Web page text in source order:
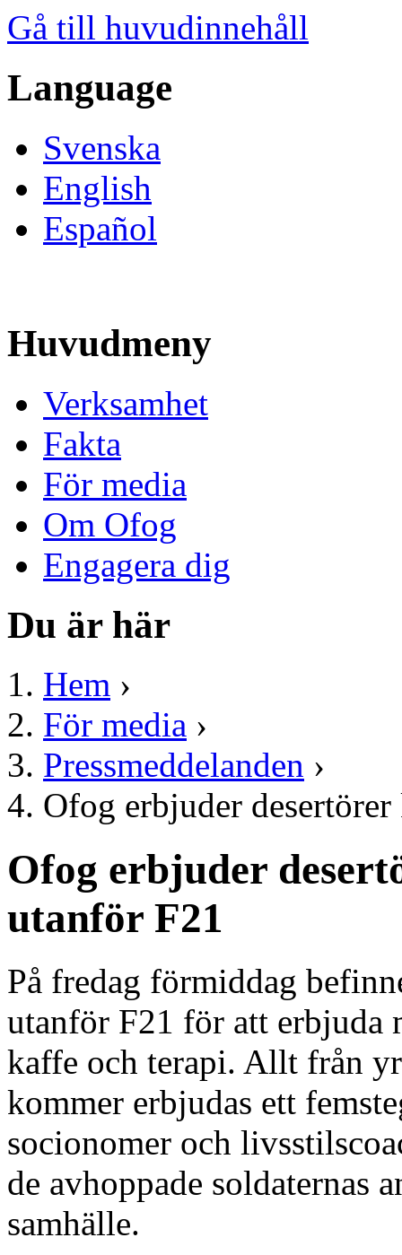
Gå till huvudinnehåll
Language
Svenska
English
Español
Huvudmeny
Verksamhet
Fakta
För media
Om Ofog
Engagera dig
Du är här
Hem ›
För media ›
Pressmeddelanden ›
Ofog erbjuder
Ofog erbjuder
utanför F21
På fredag förmiddag
utanför F21 för att erbjuda
kaffe och terapi. Allt från
kommer erbjudas ett
socionomer och
de avhoppade soldaternas
samhälle.